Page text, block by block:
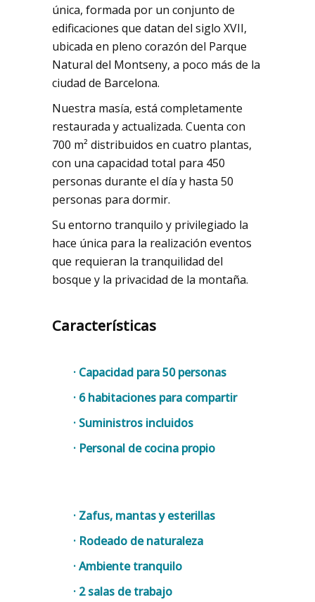
única, formada por un conjunto de
edificaciones que datan del siglo XVII,
ubicada en pleno corazón del Parque
Natural del Montseny, a poco más de la
ciudad de Barcelona.
Nuestra masía, está completamente
restaurada y actualizada. Cuenta con
700 m² distribuidos en cuatro plantas,
con una capacidad total para 450
personas durante el día y hasta 50
personas para dormir.
Su entorno tranquilo y privilegiado la
hace única para la realización eventos
que requieran la tranquilidad del
bosque y la privacidad de la montaña.
Características
· Capacidad para 50 personas
· 6 habitaciones para compartir
· Suministros incluidos
· Personal de cocina propio
· Zafus, mantas y esterillas
· Rodeado de naturaleza
· Ambiente tranquilo
· 2 salas de trabajo